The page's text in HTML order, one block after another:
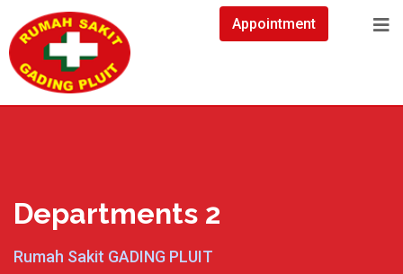
Appointment
Departments 2
Rumah Sakit GADING PLUIT